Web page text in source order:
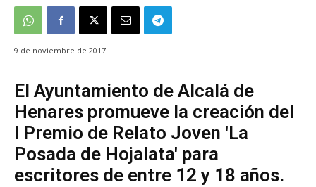
9 de noviembre de 2017
El Ayuntamiento de Alcalá de
Henares promueve la creación del
I Premio de Relato Joven 'La
Posada de Hojalata' para
escritores de entre 12 y 18 años.